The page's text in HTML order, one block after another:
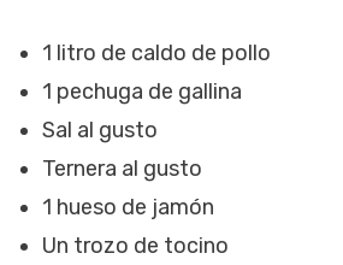
1 litro de caldo de pollo
1 pechuga de gallina
Sal al gusto
Ternera al gusto
1 hueso de jamón
Un trozo de tocino